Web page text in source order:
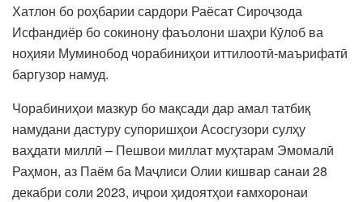
Хатлон бо роҳбарии сардори Раёсат Сироҷзода
Исфандиёр бо сокинону фаъолони шаҳри Кӯлоб ва
ноҳияи Муминобод чорабиниҳои иттилоотӣ-маърифатӣ
баргузор намуд.
Чорабиниҳои мазкур бо мақсади дар амал татбиқ
намудани дастуру супоришҳои Асосгузори сулҳу
ваҳдати миллӣ – Пешвои миллат муҳтарам Эмомалӣ
Раҳмон, аз Паём ба Маҷлиси Олии кишвар санаи 28
декабри соли 2023, иҷрои ҳидоятҳои ғамхоронаи